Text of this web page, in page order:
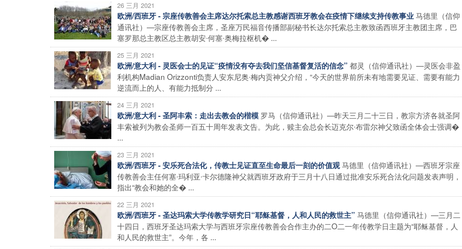
26 三月 2021
欧洲/西班牙 - 宗座传教善会主席达尔托索总主教感谢西班牙教会在疫情下继续支持传教事业马德里（信仰
通讯社）—宗座传教善会主席，圣座万民福音传播部副秘书长达尔托索总主教致函西班牙主教团主席，巴
塞罗那总主教区总主教胡安∙何塞∙奥梅拉枢机� ...
25 三月 2021
欧洲/意大利 - 灵医会士的见证“疫情没有夺去我们坚信基督复活的信念” 都灵（信仰通讯社）—灵医会非盈
利机构Madian Orizzonti负责人安东尼奥∙梅内贡神父介绍，“今天的世界前所未有地需要见证、需要有能力
逆流而上的人、有能力抵制分 ...
24 三月 2021
欧洲/意大利 - 圣阿丰索：走出去教会的楷模 罗马（信仰通讯社）—昨天三月二十三日，教宗方济各就圣阿
丰索被列为教会圣师一百五十周年发表文告。为此，赎主会总会长迈克尔∙布雷尔神父致函全体会士强调�
...
23 三月 2021
欧洲/西班牙 - 安乐死合法化，传教士见证直至生命最后一刻的价值观马德里（信仰通讯社）—西班牙宗座
传教善会主任何塞∙玛利亚∙卡尔德隆神父就西班牙政府于三月十八日通过批准安乐死合法化问题发表声明，
指出“教会和她的全� ...
22 三月 2021
欧洲/西班牙 - 圣达玛索大学传教学研究日“耶稣基督，人和人民的救世主” 马德里（信仰通讯社）—三月二
十四日，西班牙圣达玛索大学与西班牙宗座传教善会合作主办的二O二一年传教学日主题为“耶稣基督，人
和人民的救世主”。今年，各 ...